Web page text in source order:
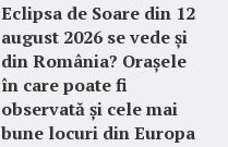
Eclipsa de Soare din 12
august 2026 se vede și
din România? Orașele
în care poate fi
observată și cele mai
bune locuri din Europa